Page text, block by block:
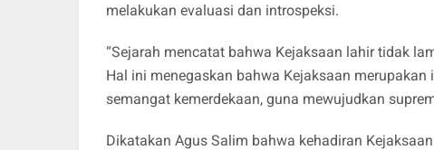
melakukan evaluasi dan introspeksi.
“Sejarah mencatat bahwa Kejaksaan lahir tidak
Hal ini menegaskan bahwa Kejaksaan
semangat kemerdekaan, guna mewujudkan
Dikatakan Agus Salim bahwa kehadiran